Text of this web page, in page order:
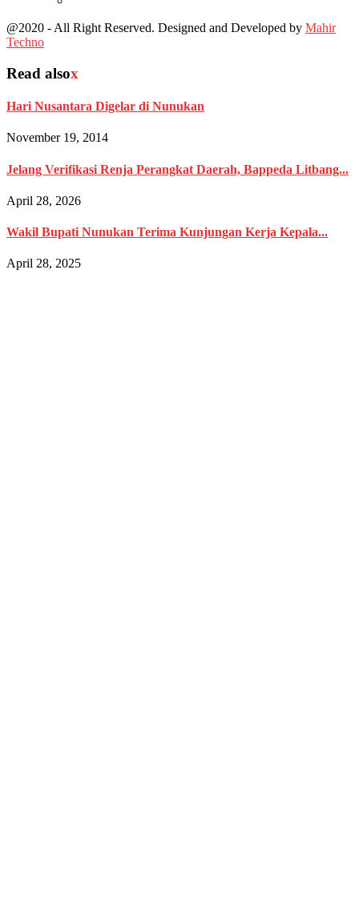
@2020 - All Right Reserved. Designed and Developed by Mahir
Techno
Read alsox
Hari Nusantara Digelar di Nunukan
November 19, 2014
Jelang Verifikasi Renja Perangkat Daerah, Bappeda Litbang...
April 28, 2026
Wakil Bupati Nunukan Terima Kunjungan Kerja Kepala...
April 28, 2025